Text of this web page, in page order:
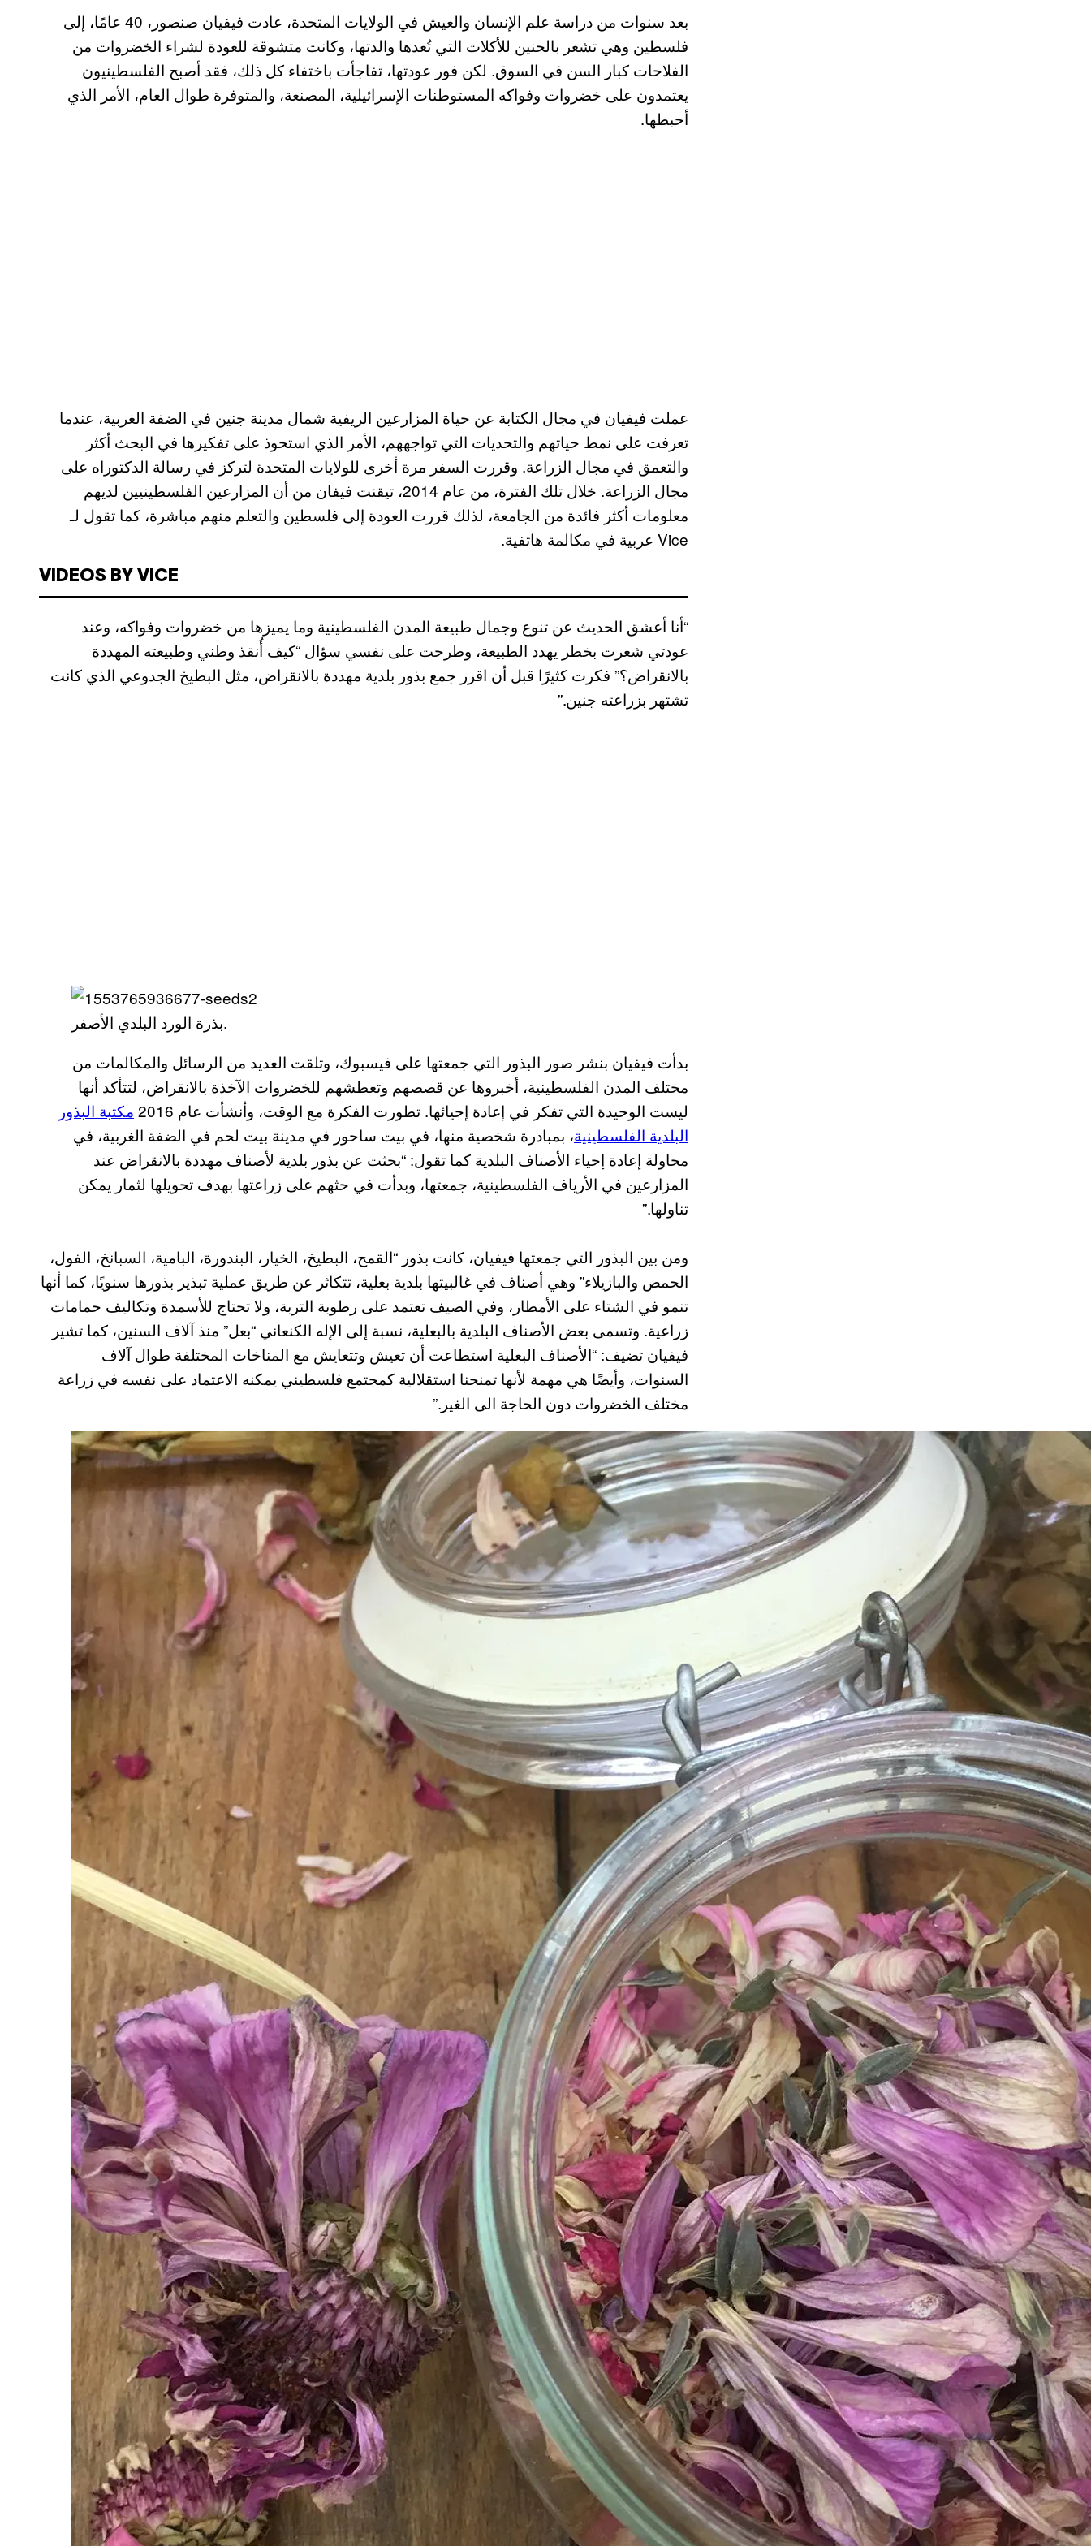
بعد سنوات من دراسة علم الإنسان والعيش في الولايات المتحدة، عادت فيفيان صنصور، 40 عامًا، إلى
فلسطين وهي تشعر بالحنين للأكلات التي تُعدها والدتها، وكانت متشوقة للعودة لشراء الخضروات من
الفلاحات كبار السن في السوق. لكن فور عودتها، تفاجأت باختفاء كل ذلك، فقد أصبح الفلسطينيون
يعتمدون على خضروات وفواكه المستوطنات الإسرائيلية، المصنعة، والمتوفرة طوال العام، الأمر الذي
أحبطها.
عملت فيفيان في مجال الكتابة عن حياة المزارعين الريفية شمال مدينة جنين في الضفة الغربية، عندما
تعرفت على نمط حياتهم والتحديات التي تواجههم، الأمر الذي استحوذ على تفكيرها في البحث أكثر
والتعمق في مجال الزراعة. وقررت السفر مرة أخرى للولايات المتحدة لتركز في رسالة الدكتوراه على
مجال الزراعة. خلال تلك الفترة، من عام 2014، تيقنت فيفان من أن المزارعين الفلسطينيين لديهم
معلومات أكثر فائدة من الجامعة، لذلك قررت العودة إلى فلسطين والتعلم منهم مباشرة، كما تقول لـ
Vice عربية في مكالمة هاتفية.
VIDEOS BY VICE
“أنا أعشق الحديث عن تنوع وجمال طبيعة المدن الفلسطينية وما يميزها من خضروات وفواكه، وعند
عودتي شعرت بخطر يهدد الطبيعة، وطرحت على نفسي سؤال “كيف أُنقذ وطني وطبيعته المهددة
بالانقراض؟” فكرت كثيرًا قبل أن اقرر جمع بذور بلدية مهددة بالانقراض، مثل البطيخ الجدوعي الذي كانت
تشتهر بزراعته جنين.”
بذرة الورد البلدي الأصفر.
بدأت فيفيان بنشر صور البذور التي جمعتها على فيسبوك، وتلقت العديد من الرسائل والمكالمات من
مختلف المدن الفلسطينية، أخبروها عن قصصهم وتعطشهم للخضروات الآخذة بالانقراض، لتتأكد أنها
ليست الوحيدة التي تفكر في إعادة إحيائها. تطورت الفكرة مع الوقت، وأنشأت عام 2016
مكتبة البذور
البلدية الفلسطينية، بمبادرة شخصية منها، في بيت ساحور في مدينة بيت لحم في الضفة الغربية، في
محاولة إعادة إحياء الأصناف البلدية كما تقول: “بحثت عن بذور بلدية لأصناف مهددة بالانقراض عند
المزارعين في الأرياف الفلسطينية، جمعتها، وبدأت في حثهم على زراعتها بهدف تحويلها لثمار يمكن
تناولها.”
ومن بين البذور التي جمعتها فيفيان، كانت بذور “القمح، البطيخ، الخيار، البندورة، البامية، السبانخ، الفول،
الحمص والبازيلاء” وهي أصناف في غالبيتها بلدية بعلية، تتكاثر عن طريق عملية تبذير بذورها سنويًا، كما أنها
تنمو في الشتاء على الأمطار، وفي الصيف تعتمد على رطوبة التربة، ولا تحتاج للأسمدة وتكاليف حمامات
زراعية. وتسمى بعض الأصناف البلدية بالبعلية، نسبة إلى الإله الكنعاني “بعل” منذ آلاف السنين، كما تشير
فيفيان تضيف: “الأصناف البعلية استطاعت أن تعيش وتتعايش مع المناخات المختلفة طوال آلاف
السنوات، وأيضًا هي مهمة لأنها تمنحنا استقلالية كمجتمع فلسطيني يمكنه الاعتماد على نفسه في زراعة
مختلف الخضروات دون الحاجة الى الغير.”